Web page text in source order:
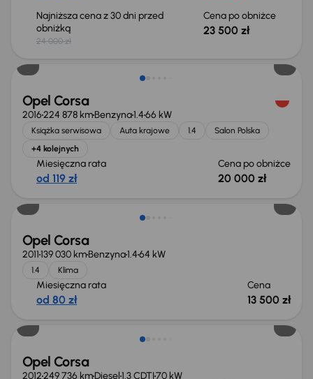
Najniższa cena z 30 dni przed
obniżką
24 000 zł
Cena po obniżce
23 500 zł
Taniej o 1 000 zł
Opel Corsa
2016224 878 kmBenzyna1.466 kW
Książka serwisowa Auta krajowe 1.4
Salon Polska
+4 kolejnych
Miesięczna rata
od 119 zł
Cena po obniżce
20 000 zł
Opel Corsa
2011139 030 kmBenzyna1.464 kW
1.4 Klima
Miesięczna rata
od 80 zł
Cena
13 500 zł
Opel Corsa
2012249 736 kmDiesel1.3 CDTI70 kW